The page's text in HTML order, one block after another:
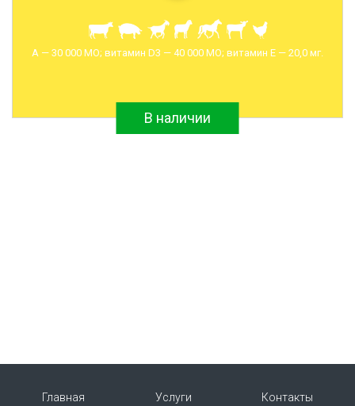
А — 30 000 МО; витамин D3 — 40 000 МО; витамин Е — 20,0 мг.
В наличии
Главная Услуги Контакты